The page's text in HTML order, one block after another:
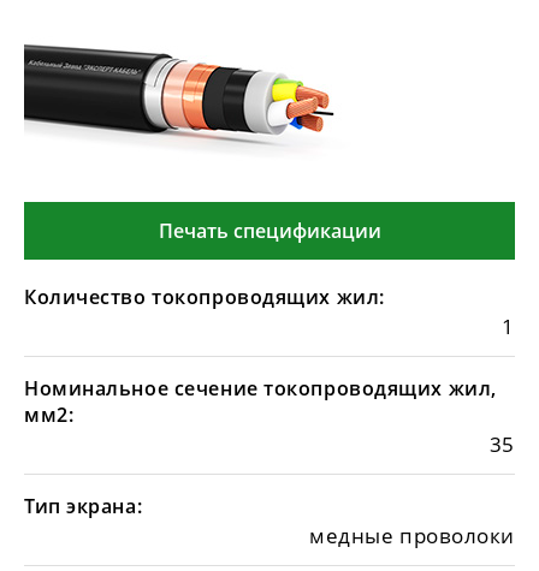
Печать спецификации
Количество токопроводящих жил:
1
Номинальное сечение токопроводящих жил,
мм2:
35
Тип экрана:
медные проволоки